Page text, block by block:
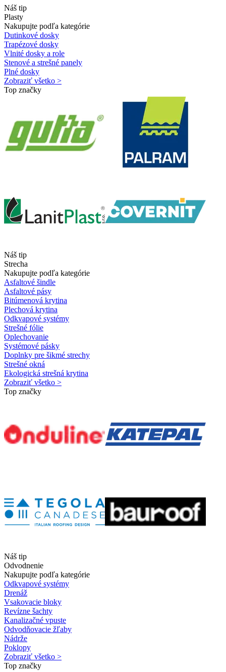
Náš tip
Plasty
Nakupujte podľa kategórie
Dutinkové dosky
Trapézové dosky
Vlnité dosky a role
Stenové a strešné panely
Plné dosky
Zobraziť všetko >
Top značky
Náš tip
Strecha
Nakupujte podľa kategórie
Asfaltové šindle
Asfaltové pásy
Bitúmenová krytina
Plechová krytina
Odkvapové systémy
Strešné fólie
Oplechovanie
Systémové pásky
Doplnky pre šikmé strechy
Strešné okná
Ekologická strešná krytina
Zobraziť všetko >
Top značky
Náš tip
Odvodnenie
Nakupujte podľa kategórie
Odkvapové systémy
Drenáž
Vsakovacie bloky
Revízne šachty
Kanalizačné vpuste
Odvodňovacie žľaby
Nádrže
Poklopy
Zobraziť všetko >
Top značky